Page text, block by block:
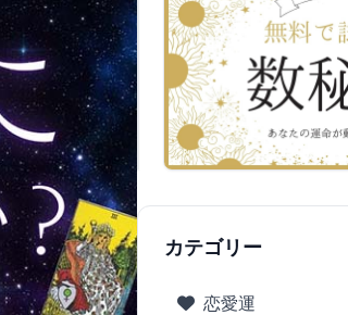
カテゴリー
恋愛運